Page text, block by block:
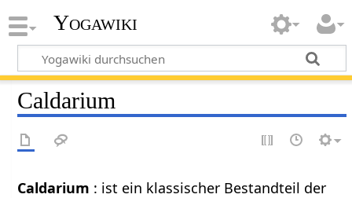
Yogawiki
Caldarium
Caldarium : ist ein klassischer Bestandteil der